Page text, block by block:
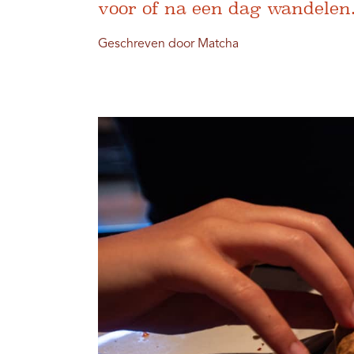
voor of na een dag
Geschreven door Matcha